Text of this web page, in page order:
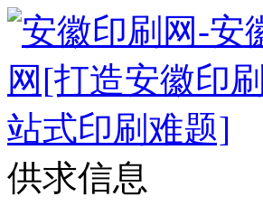
供求信息